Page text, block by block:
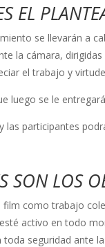
EL
se llevarán a
la cámara,
el trabajo y
luego se le
las participantes
SON LOS
film como trabajo
activo en todo
toda seguridad ante